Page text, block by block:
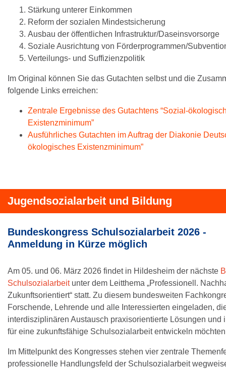
Stärkung unterer Einkommen
Reform der sozialen Mindestsicherung
Ausbau der öffentlichen Infrastruktur/Daseinsvorsorge
Soziale Ausrichtung von Förderprogrammen/
Verteilungs- und Suffizienzpolitik
Im Original können Sie das Gutachten selbst und die
folgende Links erreichen:
Zentrale Ergebnisse des Gutachtens “Sozial-
Existenzminimum”
Ausführliches Gutachten im Auftrag der Diakonie
ökologisches Existenzminimum”
Jugendsozialarbeit und Bildung
Bundeskongress Schulsozialarbeit 2026 -
Anmeldung in Kürze möglich
Am 05. und 06. März 2026 findet in Hildesheim der nächste
Schulsozialarbeitunter dem Leitthema „Professionell.
Zukunftsorientiert“ statt. Zu diesem bundesweiten
Forschende, Lehrende und alle Interessierten eingeladen,
interdisziplinären Austausch praxisorientierte Lösungen und
für eine zukunftsfähige Schulsozialarbeit entwickeln
Im Mittelpunkt des Kongresses stehen vier zentrale
professionelle Handlungsfeld der Schulsozialarbeit